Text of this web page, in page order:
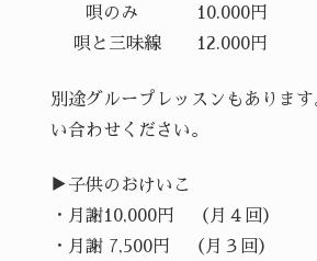
唄のみ 10.000円
唄と三味線 12.000円
別途グループレッスンもありま
い合わせください。
▶︎子供のおけいこ
・月謝10,000円 （月４回）
・月謝 7,500円 （月３回）